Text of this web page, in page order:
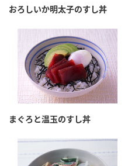
おろしいか明太子のすし丼
まぐろと温玉のすし丼